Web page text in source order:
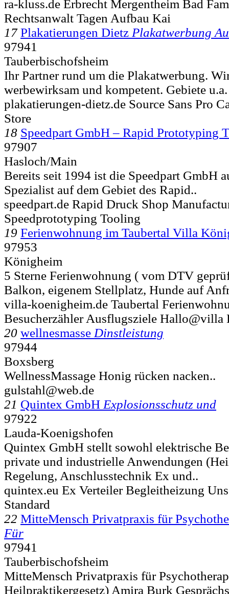
ra-kluss.de Erbrecht Mergentheim Bad
Rechtsanwalt Tagen Aufbau Kai
17 Plakatierungen Dietz Plakatwerbung
97941
Tauberbischofsheim
Ihr Partner rund um die Plakatwerbung.
werbewirksam und kompetent. Gebiete
plakatierungen-dietz.de Source Sans Pro
Store
18 Speedpart GmbH – Rapid Prototyping
97907
Hasloch/Main
Bereits seit 1994 ist die Speedpart GmbH
Spezialist auf dem Gebiet des Rapid..
speedpart.de Rapid Druck Shop
Speedprototyping Tooling
19 Ferienwohnung im Taubertal Villa
97953
Königheim
5 Sterne Ferienwohnung ( vom DTV
Balkon, eigenem Stellplatz, Hunde auf
villa-koenigheim.de Taubertal
Besucherzähler Ausflugsziele Hallo@villa
20 wellnesmasse Dinstleistung
97944
Boxsberg
WellnessMassage Honig rücken nacken..
gulstahl@web.de
21 Quintex GmbH Explosionsschutz und
97922
Lauda-Koenigshofen
Quintex GmbH stellt sowohl elektrische
private und industrielle Anwendungen
Regelung, Anschlusstechnik Ex und..
quintex.eu Ex Verteiler Begleitheizung
Standard
22 MitteMensch Privatpraxis für
Für
97941
Tauberbischofsheim
MitteMensch Privatpraxis für
Heilpraktikergesetz) Amira Burk